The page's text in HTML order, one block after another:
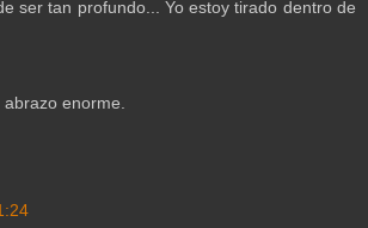
ser tan profundo... Yo estoy tirado dentro de
abrazo enorme.